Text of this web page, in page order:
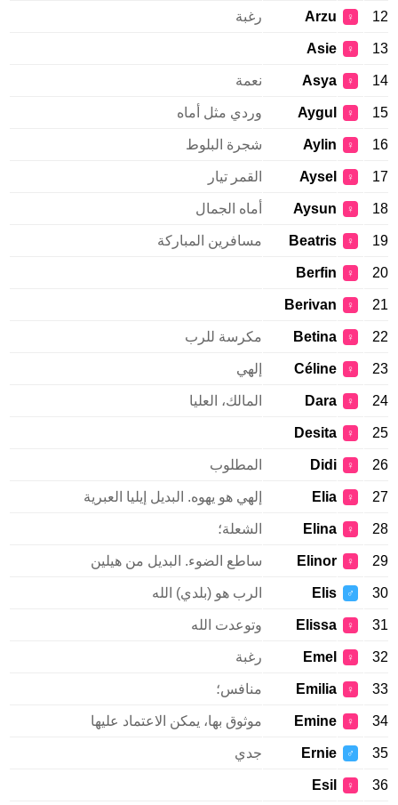
12
♀
Arzu رغبة
13
♀
Asie
14
♀
Asya نعمة
15
♀
Aygul وردي مثل أماه
16
♀
Aylin شجرة البلوط
17
♀
Aysel القمر تيار
18
♀
Aysun أماه الجمال
19
♀
Beatris مسافرين المباركة
20
♀
Berfin
21
♀
Berivan
22
♀
Betina مكرسة للرب
23
♀
Céline إلهي
24
♀
Dara المالك، العليا
25
♀
Desita
26
♀
Didi المطلوب
27
♀
Elia إلهي هو يهوه. البديل إيليا العبرية
28
♀
Elina الشعلة؛
29
♀
Elinor ساطع الضوء. البديل من هيلين
30
♂
Elis الرب هو (بلدي) الله
31
♀
Elissa وتوعدت الله
32
♀
Emel رغبة
33
♀
Emilia منافس؛
34
♀
Emine موثوق بها، يمكن الاعتماد عليها
35
♂
Ernie جدي
36
♀
Esil